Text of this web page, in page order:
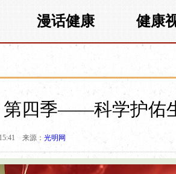
漫话健康 健康
第四季——科学护佑
来源： 光明网